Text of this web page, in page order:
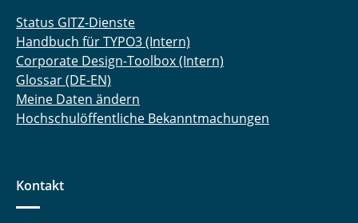
Status GITZ-Dienste
Handbuch für TYPO3 (Intern)
Corporate Design-Toolbox (Intern)
Glossar (DE-EN)
Meine Daten ändern
Hochschulöffentliche Bekanntmachungen
Kontakt